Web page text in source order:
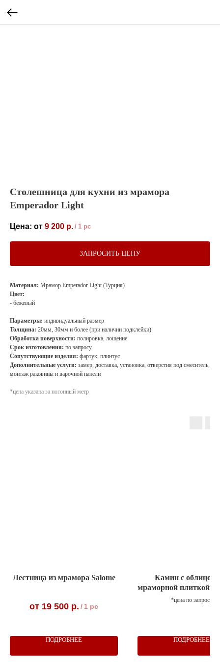
Столешница для кухни из мрамора
Emperador Light
9 200 р. / 1 pc
ЗАПРОСИТЬ ЦЕНУ
Материал: Мрамор Emperador Light (Турция)
Цвет:
- бежевый
Параметры: индивидуальный размер
Толщина: 20мм, 30мм и более (при наличии подклейки)
Обработка поверхности: полировка, лощение
Срок изготовления: по запросу
Сопутствующие изделия: фартук, плинтус
Дополнительные услуги: замер, доставка, установка, отверстия под смеситель,
монтаж раковины и варочной панели
*цена указана за погонный метр
Лестница из мрамора Salome
19 500 р. / 1 pc
ПОДРОБНЕЕ
Камин с
мраморной плиткой
*цена по запросу
ПОДРОБНЕЕ